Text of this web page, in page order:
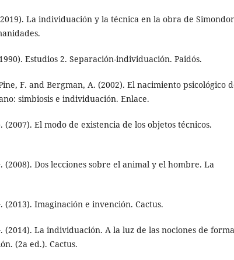
La individuación y la técnica en la obra de
Estudios 2. Separación-individuación. Paidós.
F. and Bergman, A. (2002). El nacimiento psicológico
simbiosis e individuación. Enlace.
(2007). El modo de existencia de los objetos técnicos.
(2008). Dos lecciones sobre el animal y el hombre. La
(2013). Imaginación e invención. Cactus.
(2014). La individuación. A la luz de las nociones de
(2a ed.). Cactus.